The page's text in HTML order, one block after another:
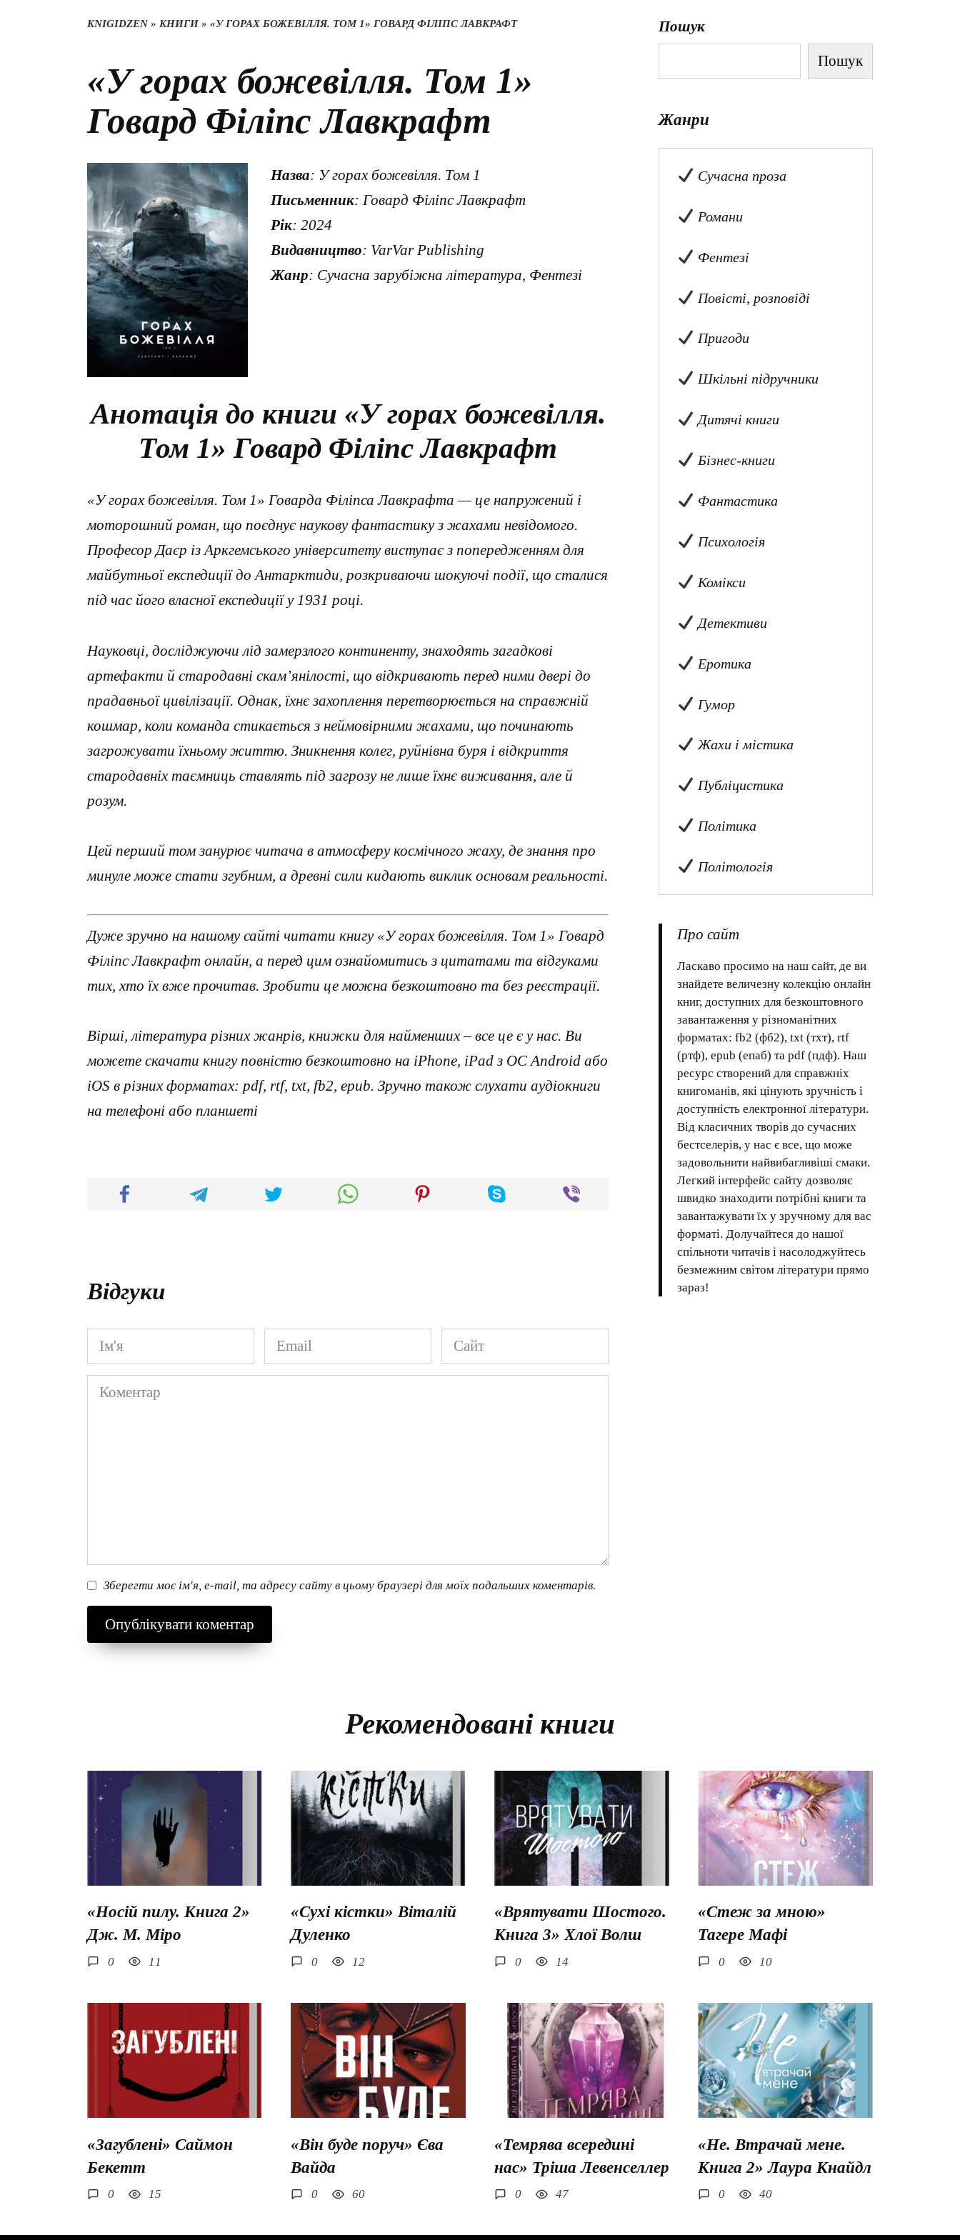
KNIGIDZEN» КНИГИ » «У ГОРАХ БОЖЕВІЛЛЯ. ТОМ 1» ГОВАРД ФІЛІПС ЛАВКРАФТ
«У горах божевілля. Том 1»
Говард Філіпс Лавкрафт
Назва: У горах божевілля. Том 1
Письменник: Говард Філіпс Лавкрафт
Рік: 2024
Видавництво: VarVar Publishing
Жанр: Сучасна зарубіжна література, Фентезі
Анотація до книги «У горах божевілля.
Том 1» Говард Філіпс Лавкрафт
«У горах божевілля. Том 1» Говарда Філіпса Лавкрафта — це напружений і
моторошний роман, що поєднує наукову фантастику з жахами невідомого.
Професор Даєр із Аркгемського університету виступає з попередженням для
майбутньої експедиції до Антарктиди, розкриваючи шокуючі події, що сталися
під час його власної експедиції у 1931 році.
Науковці, досліджуючи лід замерзлого континенту, знаходять загадкові
артефакти й стародавні скам’янілості, що відкривають перед ними двері до
прадавньої цивілізації. Однак, їхнє захоплення перетворюється на справжній
кошмар, коли команда стикається з неймовірними жахами, що починають
загрожувати їхньому життю. Зникнення колег, руйнівна буря і відкриття
стародавніх таємниць ставлять під загрозу не лише їхнє виживання, але й
розум.
Цей перший том занурює читача в атмосферу космічного жаху, де знання про
минуле може стати згубним, а древні сили кидають виклик основам реальності.
Дуже зручно на нашому сайті читати книгу «У горах божевілля. Том 1» Говард
Філіпс Лавкрафт онлайн, а перед цим ознайомитись з цитатами та відгуками
тих, хто їх вже прочитав. Зробити це можна безкоштовно та без реєстрації.
Вірші, література різних жанрів, книжки для найменших – все це є у нас. Ви
можете скачати книгу повністю безкоштовно на iPhone, iPad з ОС Android або
iOS в різних форматах: pdf, rtf, txt, fb2, epub. Зручно також слухати аудіокниги
на телефоні або планшеті
Відгуки
Ім'я
*
Email
*
Сайт
Коментар
Зберегти моє ім'я, e-mail, та адресу сайту в цьому браузері для моїх подальших коментарів.
Пошук
Пошук
Жанри
Сучасна проза
Романи
Фентезі
Повісті, розповіді
Пригоди
Шкільні підручники
Дитячі книги
Бізнес-книги
Фантастика
Психологія
Комікси
Детективи
Еротика
Гумор
Жахи і містика
Публіцистика
Політика
Політологія
Про сайт
Ласкаво просимо на наш сайт, де ви
знайдете величезну колекцію онлайн
книг, доступних для безкоштовного
завантаження у різноманітних
форматах: fb2 (фб2), txt (тхт), rtf
(ртф), epub (епаб) та pdf (пдф). Наш
ресурс створений для справжніх
книгоманів, які цінують зручність і
доступність електронної літератури.
Від класичних творів до сучасних
бестселерів, у нас є все, що може
задовольнити найвибагливіші смаки.
Легкий інтерфейс сайту дозволяє
швидко знаходити потрібні книги та
завантажувати їх у зручному для вас
форматі. Долучайтеся до нашої
спільноти читачів і насолоджуйтесь
безмежним світом літератури прямо
зараз!
Рекомендовані книги
«Носій пилу. Книга 2»
Дж. М. Міро
0 11
«Сухі кістки» Віталій
Дуленко
0 12
«Врятувати Шостого.
Книга 3» Хлої Волш
0 14
«Стеж за мною»
Тагере Мафі
0 10
«Загублені» Саймон
Бекетт
0 15
«Він буде поруч» Єва
Вайда
0 60
«Темрява всередині
нас» Тріша Левенселлер
0 47
«Не. Втрачай мене.
Книга 2» Лаура Кнайдл
0 40